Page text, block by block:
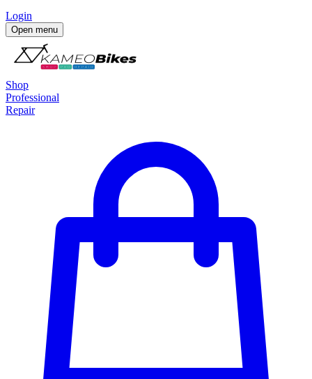
Login
Open menu
Shop
Professional
Repair